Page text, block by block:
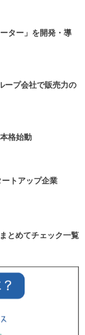
ター」を開発・導
ープ会社で販売力の
格始動
ートアップ企業
とめてチェック一覧